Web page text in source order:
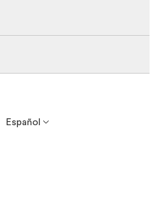
Español